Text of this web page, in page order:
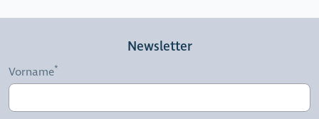
Newsletter
Vorname